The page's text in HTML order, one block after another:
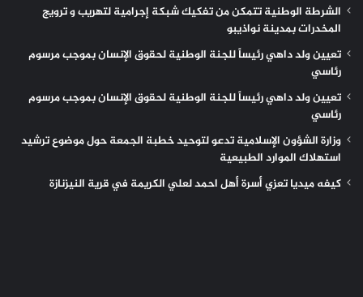
الشرطة الوطنية تتمكن من تفكيك شبكة إجرامية لتهريب و ترويج
المخدرات بمدينة نواذيبو
تعيين ولد داهي رئيساً للجنة الوطنية لحقوق الإنسان بموجب مرسوم
رئاسي
تعيين ولد داهي رئيساً للجنة الوطنية لحقوق الإنسان بموجب مرسوم
رئاسي
وزارة الشؤون الإسلامية تدعو لتوحيد خطبة الجمعة حول موضوع ترشيد
استهلاك الموارد الطبيعية
كيفه ميديا تعزي أسرة أهل احمد لعلي الكريمة في قرية النيزنازة